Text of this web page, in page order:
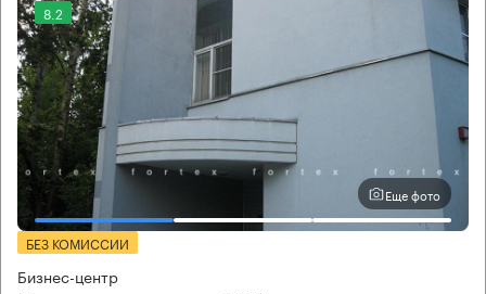
8.2
Еще фото
БЕЗ КОМИССИИ
Бизнес-центр